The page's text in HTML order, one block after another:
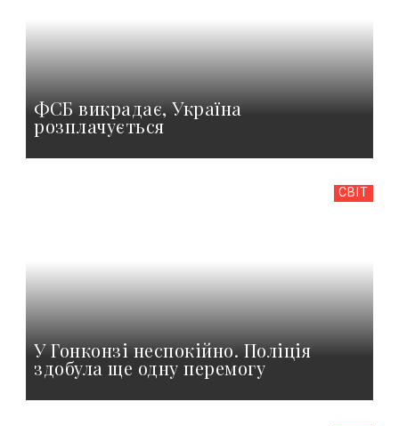
ФСБ викрадає, Україна
розплачується
СВІТ
У Гонконзі неспокійно. Поліція
здобула ще одну перемогу